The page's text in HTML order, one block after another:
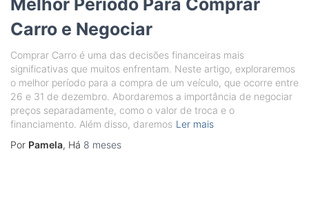
Carro e Negociar
Comprar Carro é uma das decisões financeiras mais
significativas que muitos enfrentam. Neste artigo, exploraremos
o melhor período para a compra de um veículo, que ocorre entre
26 e 31 de dezembro. Abordaremos a importância de negociar
preços separadamente, como o valor de troca e o
financiamento. Além disso, daremos Ler mais
Por Pamela, Há 8 meses